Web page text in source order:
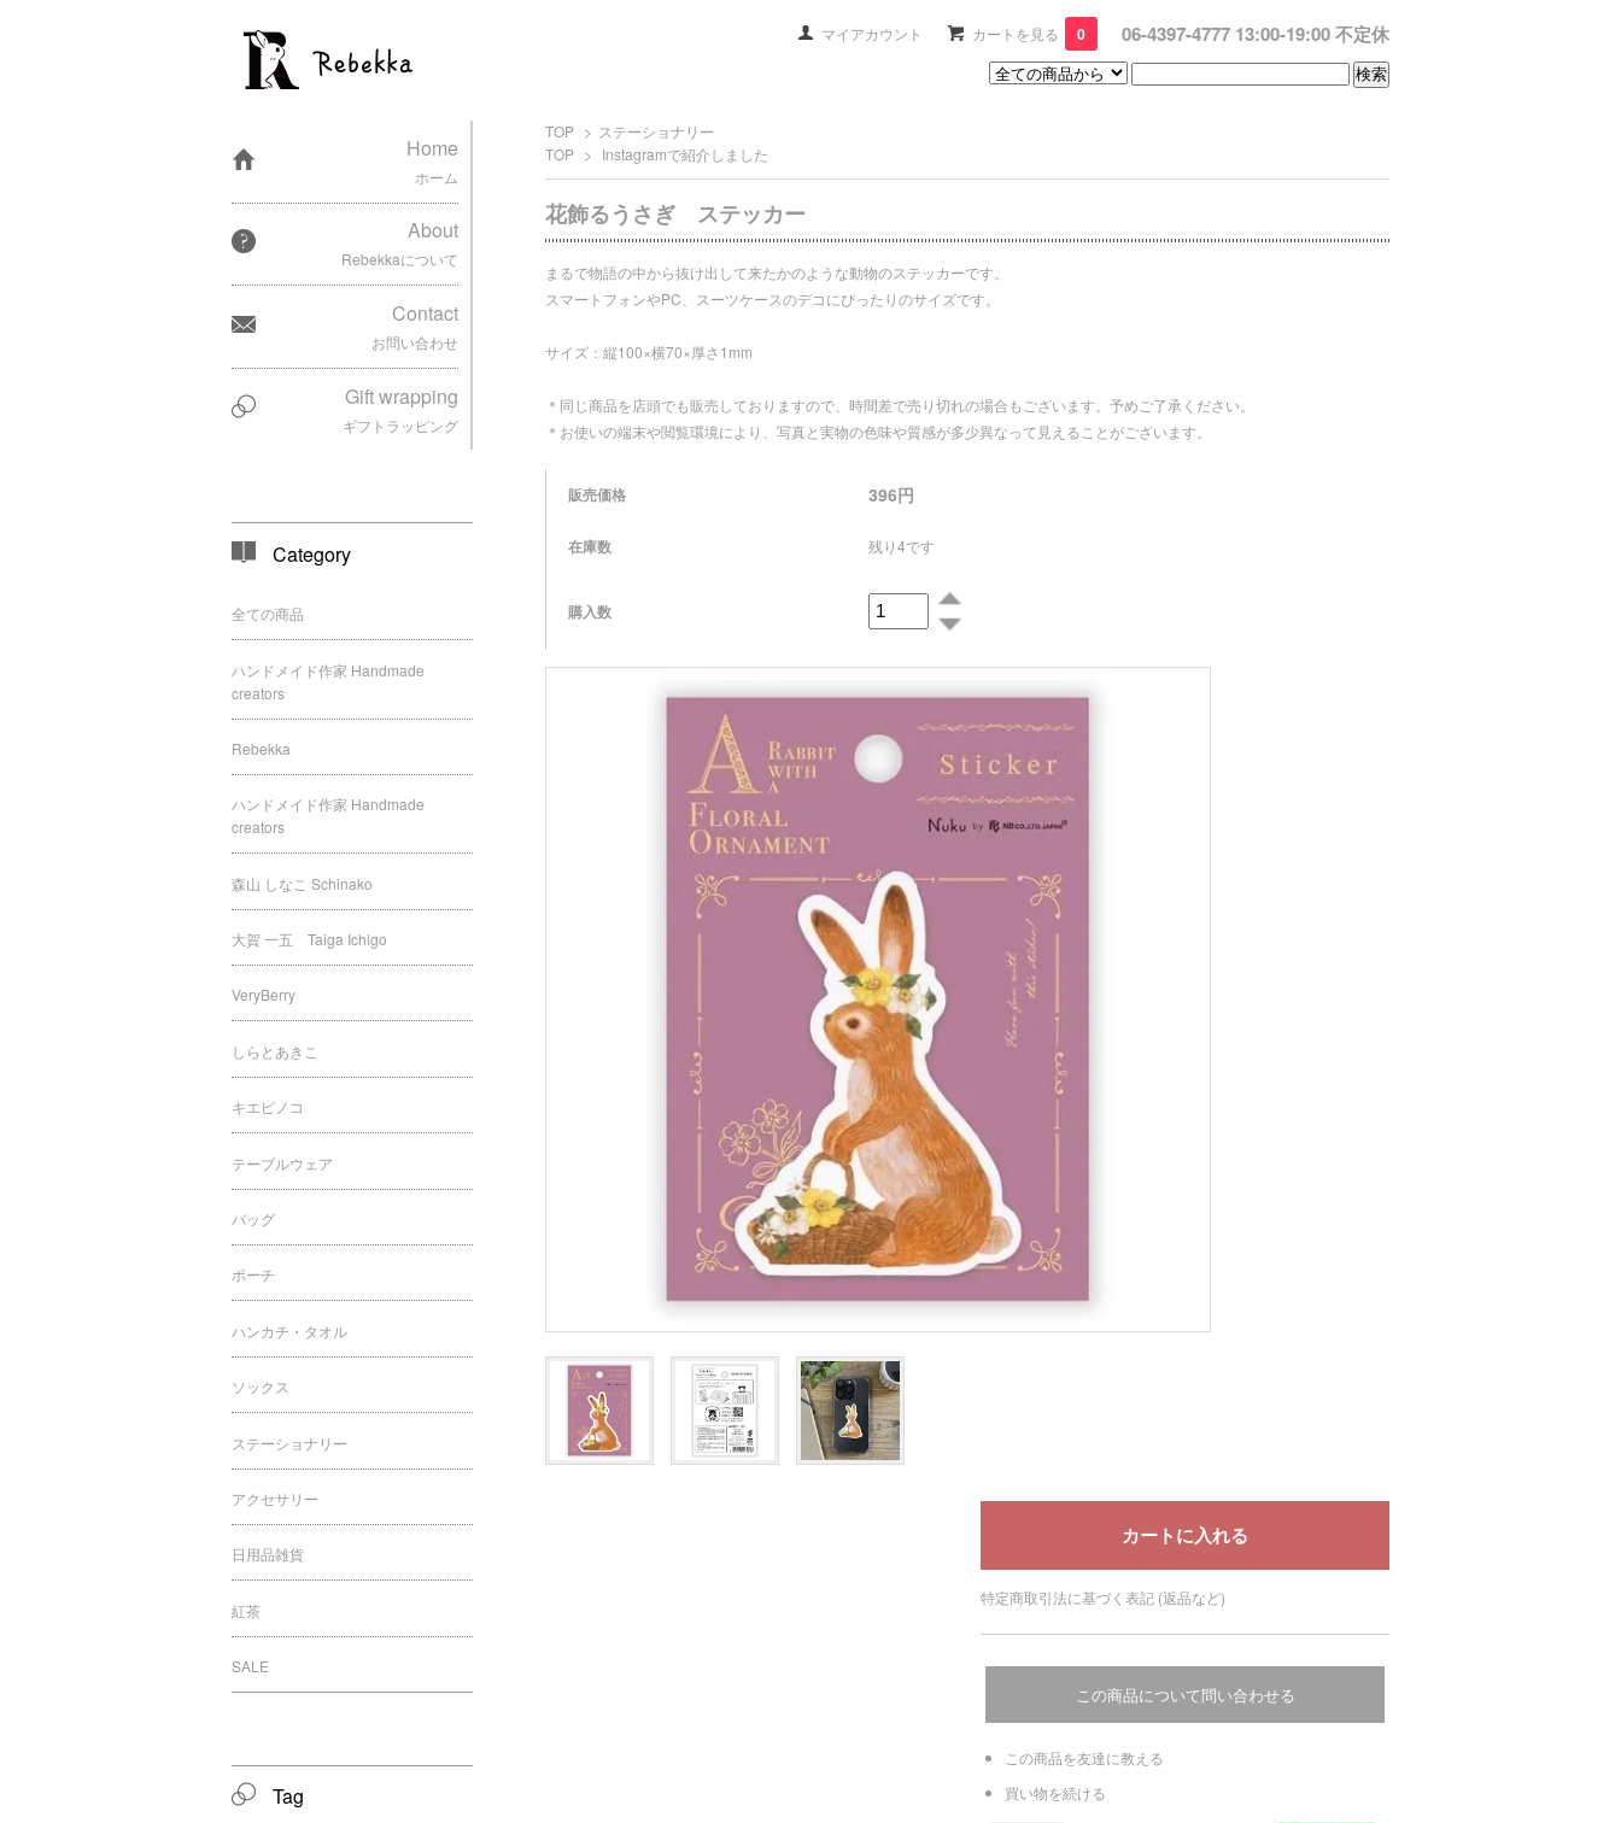
マイアカウント カートを見る 0 06-4397-4777 13:00-19:00 不定休
TOP > ステーショナリー
TOP > Instagramで紹介しました
花飾るうさぎ ステッカー
まるで物語の中から抜け出して来たかのような動物のステッカーです。
スマートフォンやPC、スーツケースのデコにぴったりのサイズです。
サイズ：縦100×横70×厚さ1mm
＊同じ商品を店頭でも販売しておりますので、時間差で売り切れの場合もございます。予めご了承ください。
＊お使いの端末や閲覧環境により、写真と実物の色味や質感が多少異なって見えることがございます。
販売価格 396円
在庫数 残り4です
購入数
特定商取引法に基づく表記 (返品など)
この商品について問い合わせる
この商品を友達に教える
買い物を続ける
Home
ホーム
About
Rebekkaについて
Contact
お問い合わせ
Gift wrapping
ギフトラッピング
Category
全ての商品
ハンドメイド作家 Handmade
creators
Rebekka
ハンドメイド作家 Handmade
creators
森山 しなこ Schinako
大賀 一五 Taiga Ichigo
VeryBerry
しらとあきこ
キエピノコ
テーブルウェア
バッグ
ポーチ
ハンカチ・タオル
ソックス
ステーショナリー
アクセサリー
日用品雑貨
紅茶
SALE
Tag